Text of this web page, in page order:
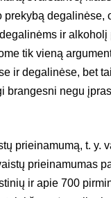
prekybą degalinėse,
ir
tik vieną
ir degalinėse, bet
brangesni negu
prieinamumą, t. y.
prieinamumas
ir apie 700